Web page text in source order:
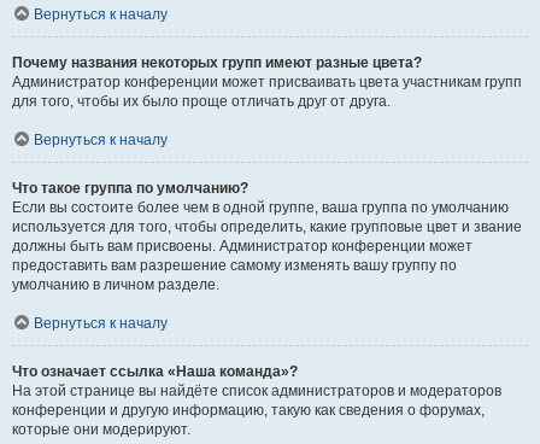
Вернуться к началу
Почему названия некоторых групп имеют разные цвета?
Администратор конференции может присваивать цвета участникам групп
для того, чтобы их было проще отличать друг от друга.
Вернуться к началу
Что такое группа по умолчанию?
Если вы состоите более чем в одной группе, ваша группа по умолчанию
используется для того, чтобы определить, какие групповые цвет и звание
должны быть вам присвоены. Администратор конференции может
предоставить вам разрешение самому изменять вашу группу по
умолчанию в личном разделе.
Вернуться к началу
Что означает ссылка «Наша команда»?
На этой странице вы найдёте список администраторов и модераторов
конференции и другую информацию, такую как сведения о форумах,
которые они модерируют.